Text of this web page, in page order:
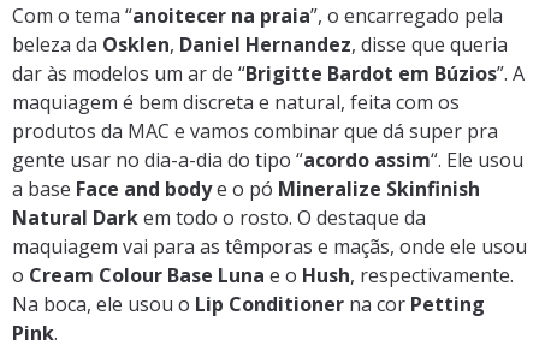
Com o tema “anoitecer na praia”, o encarregado pela
beleza da Osklen, Daniel Hernandez, disse que queria
dar às modelos um ar de “Brigitte Bardot em Búzios”. A
maquiagem é bem discreta e natural, feita com os
produtos da MAC e vamos combinar que dá super pra
gente usar no dia-a-dia do tipo “acordo assim“. Ele usou
a base Face and bodye o pó Mineralize Skinfinish
Natural Darkem todo o rosto. O destaque da
maquiagem vai para as têmporas e maçãs, onde ele usou
o Cream Colour Base Luna e o Hush, respectivamente.
Na boca, ele usou o Lip Conditioner na cor Petting
Pink.